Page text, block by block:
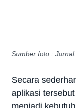
Sumber foto :
Secara
aplikasi